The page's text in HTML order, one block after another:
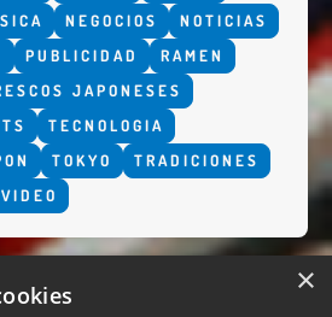
NEGOCIOS
NOTICIAS
PUBLICIDAD
RAMEN
JAPONESES
TECNOLOGIA
TOKYO
TRADICIONES
VIDEO
×